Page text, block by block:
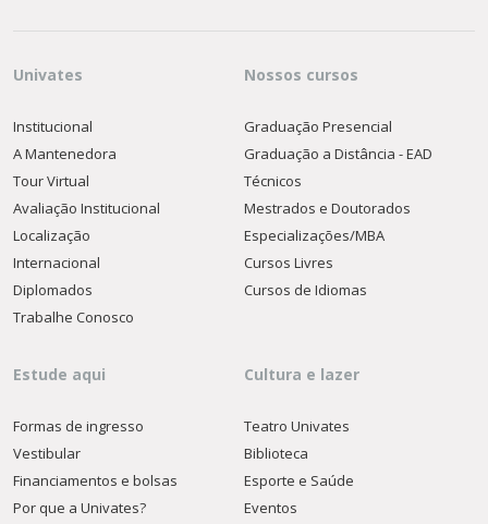
Univates
Institucional
A Mantenedora
Tour Virtual
Avaliação Institucional
Localização
Internacional
Diplomados
Trabalhe Conosco
Nossos cursos
Graduação Presencial
Graduação a Distância - EAD
Técnicos
Mestrados e Doutorados
Especializações/MBA
Cursos Livres
Cursos de Idiomas
Estude aqui
Formas de ingresso
Vestibular
Financiamentos e bolsas
Por que a Univates?
Cultura e lazer
Teatro Univates
Biblioteca
Esporte e Saúde
Eventos